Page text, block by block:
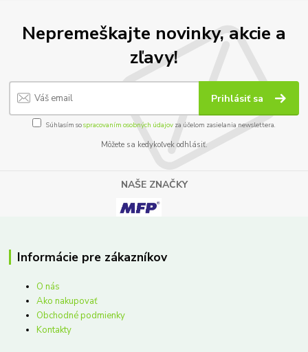
Nepremeškajte novinky, akcie a
zľavy!
Prihlásiť sa
Súhlasím sospracovaním osobných údajov za účelom zasielania newslettera.
Môžete sa kedykoľvek odhlásiť.
NAŠE ZNAČKY
Informácie pre zákazníkov
O nás
Ako nakupovať
Obchodné podmienky
Kontakty